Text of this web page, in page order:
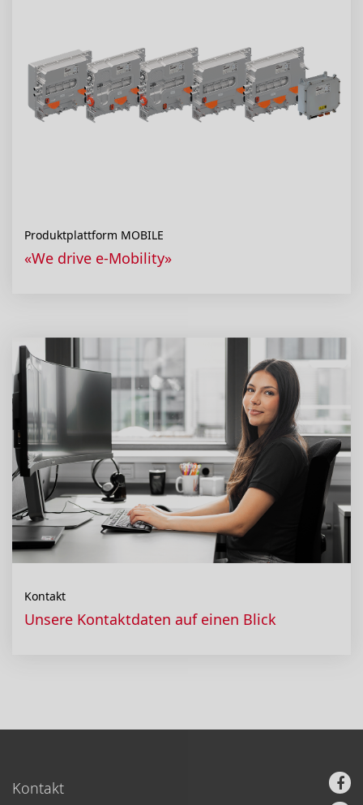
Produktplattform MOBILE
«We drive e-Mobility»
Kontakt
Unsere Kontaktdaten auf einen Blick
Kontakt